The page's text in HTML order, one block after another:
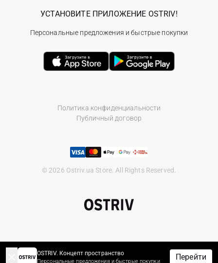
Политика конфиденциальности
Публичный договор
© 2026 Ostriv.ua Store. All Rights Reserved.
УСТАНОВИТЕ ПРИЛОЖЕНИЕ OSTRIV!
Персональные предложения и быстрые покупки
OSTRIV. Концепт пространство
Персональные предложения и быстрые покупки Перейти